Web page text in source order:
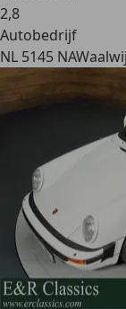
2,8
Autobedrijf
NL 5145 NA